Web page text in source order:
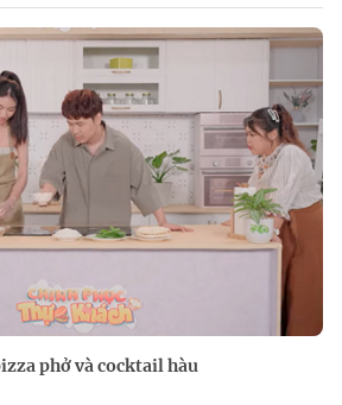
phở và cocktail hàu